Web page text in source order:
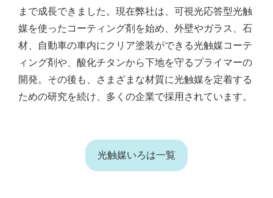
まで成長できました。現在弊社は、可視光応答型光触
媒を使ったコーティング剤を始め、外壁やガラス、石
材、自動車の車内にクリア塗装ができる光触媒コーテ
ィング剤や、酸化チタンから下地を守るプライマーの
開発。その後も、さまざまな材質に光触媒を定着する
ための研究を続け、多くの企業で採用されています。
光触媒いろは一覧